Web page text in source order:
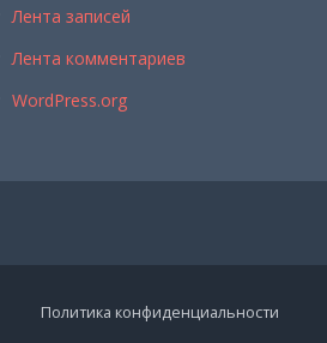
Лента записей
Лента комментариев
WordPress.org
Политика конфиденциальности